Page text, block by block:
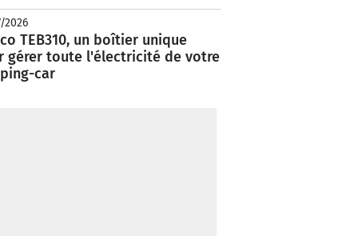
2026
TEB310, un boîtier unique
gérer toute l'électricité de votre
car